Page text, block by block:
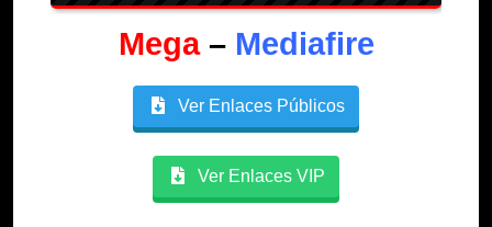
Mega– Mediafire
Ver Enlaces Públicos
Ver Enlaces VIP